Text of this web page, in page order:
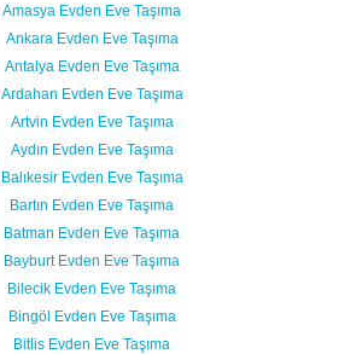
Amasya Evden Eve Taşıma
Ankara Evden Eve Taşıma
Antalya Evden Eve Taşıma
Ardahan Evden Eve Taşıma
Artvin Evden Eve Taşıma
Aydın Evden Eve Taşıma
Balıkesir Evden Eve Taşıma
Bartın Evden Eve Taşıma
Batman Evden Eve Taşıma
Bayburt Evden Eve Taşıma
Bilecik Evden Eve Taşıma
Bingöl Evden Eve Taşıma
Bitlis Evden Eve Taşıma